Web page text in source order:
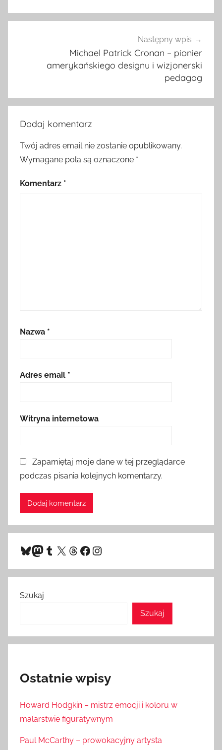
Następny wpis
Michael Patrick Cronan – pionier
amerykańskiego designu i wizjonerski
pedagog
Dodaj komentarz
Twój adres email nie zostanie opublikowany.
Wymagane pola są oznaczone *
Komentarz *
Nazwa *
Adres email *
Witryna internetowa
Zapamiętaj moje dane w tej przeglądarce
podczas pisania kolejnych komentarzy.
Bluesky
Mastodon
Tumblr
X Threads
Facebook
Instagram
Szukaj
Szukaj
Ostatnie wpisy
Howard Hodgkin – mistrz emocji i koloru w
malarstwie figuratywnym
Paul McCarthy – prowokacyjny artysta